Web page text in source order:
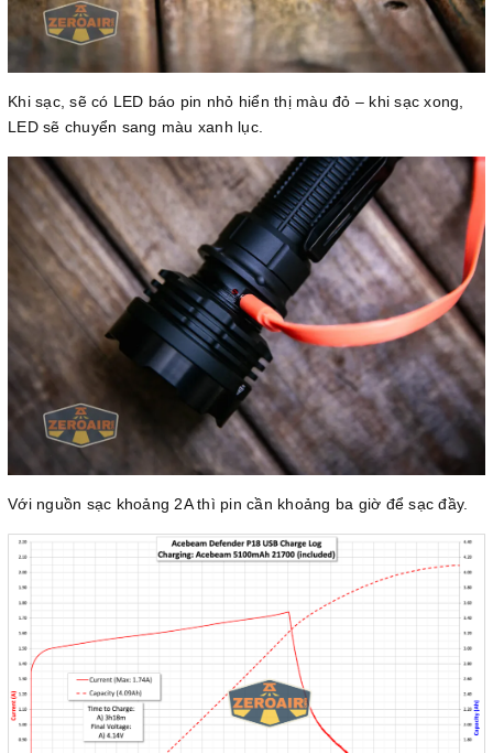
Khi sạc, sẽ có LED báo pin nhỏ hiển thị màu đỏ – khi sạc xong,
LED sẽ chuyển sang màu xanh lục.
Với nguồn sạc khoảng 2A thì pin cần khoảng ba giờ để sạc đầy.